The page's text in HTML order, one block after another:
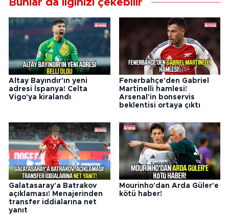
Bunlar da ilginizi çekebilir
Altay Bayındır'ın yeni
adresi İspanya! Celta
Vigo'ya kiralandı
Fenerbahçe'den Gabriel
Martinelli hamlesi!
Arsenal'in bonservis
beklentisi ortaya çıktı
Galatasaray'a Batrakov
açıklaması! Menajerinden
transfer iddialarına net
yanıt
Mourinho'dan Arda Güler'e
kötü haber!